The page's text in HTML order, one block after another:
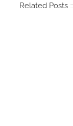
Related Posts